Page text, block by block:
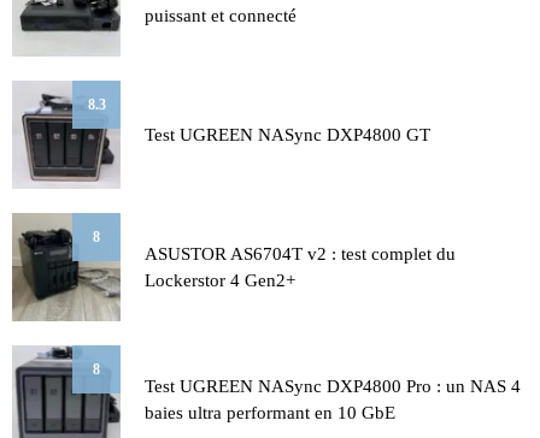
puissant et connecté
8.3
Test UGREEN NASync DXP4800 GT
8
ASUSTOR AS6704T v2 : test complet du
Lockerstor 4 Gen2+
8
Test UGREEN NASync DXP4800 Pro : un NAS 4
baies ultra performant en 10 GbE